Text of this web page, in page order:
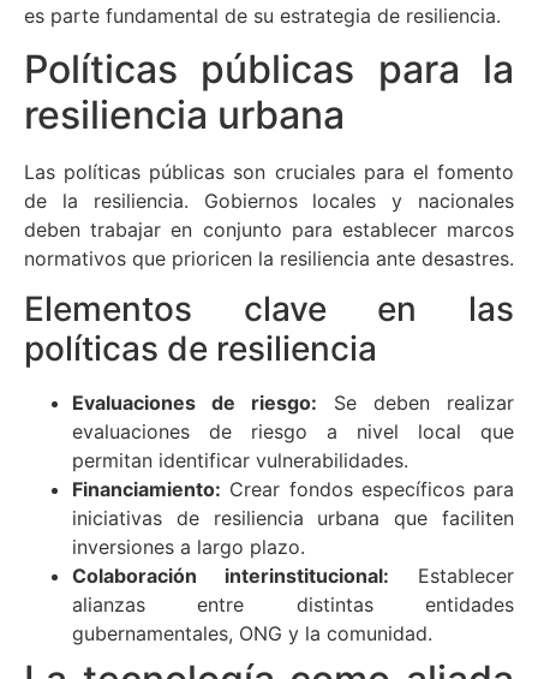
es parte fundamental de su estrategia de resiliencia.
Políticas públicas para la
resiliencia urbana
Las políticas públicas son cruciales para el fomento
de la resiliencia. Gobiernos locales y nacionales
deben trabajar en conjunto para establecer marcos
normativos que prioricen la resiliencia ante desastres.
Elementos clave en las
políticas de resiliencia
Evaluaciones de riesgo: Se deben realizar
evaluaciones de riesgo a nivel local que
permitan identificar vulnerabilidades.
Financiamiento: Crear fondos específicos para
iniciativas de resiliencia urbana que faciliten
inversiones a largo plazo.
Colaboración interinstitucional: Establecer
alianzas entre distintas entidades
gubernamentales, ONG y la comunidad.